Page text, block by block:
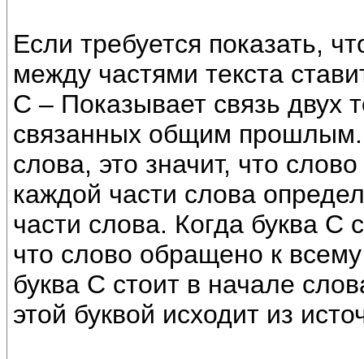
Если требуется показать,
между частями текста
С – Показывает связь двух
связанных общим прошлым.
слова, это значит, что
каждой части слова
части слова. Когда буква С
что слово обращено к
буква С стоит в начале
этой буквой исходит из